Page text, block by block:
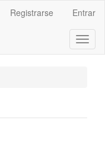
Registrarse Entrar